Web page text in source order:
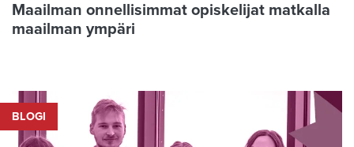
Maailman onnellisimmat opiskelijat matkalla
maailman ympäri
BLOGI